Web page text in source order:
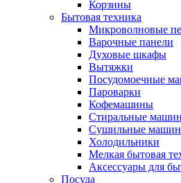
Корзины
Бытовая техника
Микроволновые
Варочные панели
Духовые шкафы
Вытяжки
Посудомоечные
Пароварки
Кофемашины
Стиральные
Сушильные
Холодильники
Мелкая бытовая
Аксессуары для
Посуда